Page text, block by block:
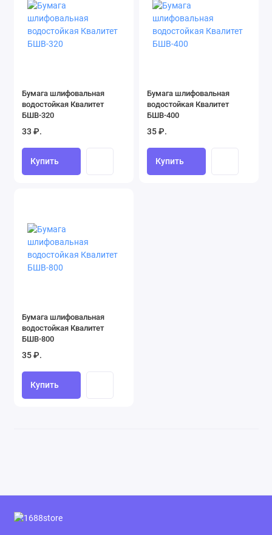
Бумага шлифовальная
водостойкая Квалитет
БШВ-320
33 ₽.
Купить
Бумага шлифовальная
водостойкая Квалитет
БШВ-400
35 ₽.
Купить
Бумага шлифовальная
водостойкая Квалитет
БШВ-800
35 ₽.
Купить